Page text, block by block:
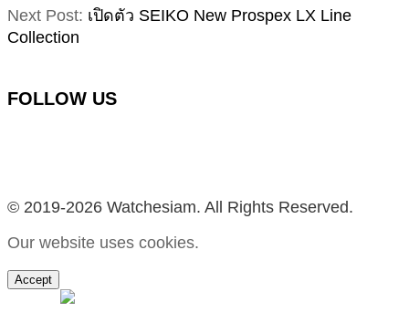
23
Next Post: เปิดตัว SEIKO New Prospex LX Line
Collection
FOLLOW US
© 2019-2026 Watchesiam. All Rights Reserved.
Our website uses cookies.
Accept